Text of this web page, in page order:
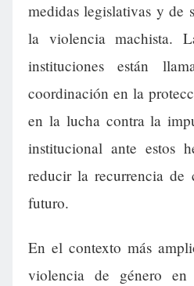
medidas legislativas y de
la violencia machista.
instituciones están
coordinación en la
en la lucha contra la
institucional ante estos
reducir la recurrencia de
futuro.
En el contexto más
violencia de género